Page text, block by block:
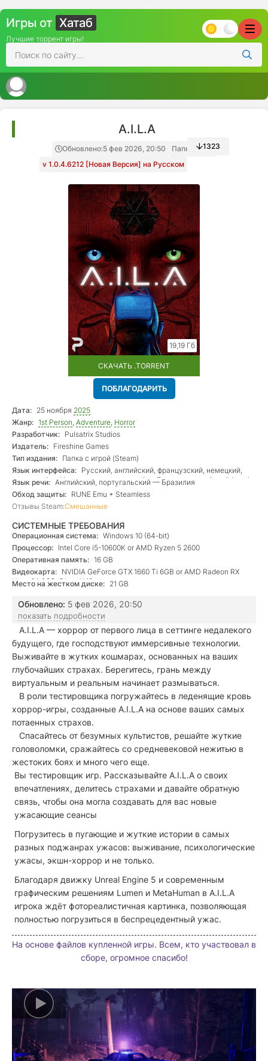
Игры от Хатаб
Лучшие торрент игры!
A.I.L.A
Обновлено:5 фев 2026, 20:50
Папка игры
v 1.0.4.6212 [Новая Версия] на Русском
1323
19,19 Гб
СКАЧАТЬ .TORRENT
ПОБЛАГОДАРИТЬ
Дата: 25 ноября 2025
Жанр: 1st Person, Adventure, Horror
Разработчик: Pulsatrix Studios
Издатель: Fireshine Games
Тип издания: Папка с игрой (Steam)
Язык интерфейса: Русский, английский, французский, немецкий,
испанский — Испания, португальский — Бразилия, китайский (упр.),
японский, корейский
Язык речи: Английский, португальский — Бразилия
Обход защиты: RUNE Emu + Steamless
Отзывы Steam:Смешанные
СИСТЕМНЫЕ ТРЕБОВАНИЯ
Операционная система: Windows 10 (64-bit)
Процессор: Intel Core i5-10600K or AMD Ryzen 5 2600
Оперативная память: 16 GB
Видеокарта: NVIDIA GeForce GTX 1660 Ti 6GB or AMD Radeon RX
Vega 64 8GB, DirectX 12
Место на жестком диске: 21 GB
Обновлено: 5 фев 2026, 20:50
показать подробности
A.I.L.A — хоррор от первого лица в сеттинге недалекого
будущего, где господствуют иммерсивные технологии.
Выживайте в жутких кошмарах, основанных на ваших
глубочайших страхах. Берегитесь, грань между
виртуальным и реальным начинает размываться.
В роли тестировщика погружайтесь в леденящие кровь
хоррор-игры, созданные A.I.L.A на основе ваших самых
потаенных страхов.
Спасайтесь от безумных культистов, решайте жуткие
головоломки, сражайтесь со средневековой нежитью в
жестоких боях и много чего еще.
Вы тестировщик игр. Рассказывайте A.I.L.A о своих
впечатлениях, делитесь страхами и давайте обратную
связь, чтобы она могла создавать для вас новые
ужасающие сеансы
Погрузитесь в пугающие и жуткие истории в самых
разных поджанрах ужасов: выживание, психологические
ужасы, экшн-хоррор и не только.
Благодаря движку Unreal Engine 5 и современным
графическим решениям Lumen и MetaHuman в A.I.L.A
игрока ждёт фотореалистичная картинка, позволяющая
полностью погрузиться в беспрецедентный ужас.
На основе файлов купленной игры. Всем, кто участвовал в
сборе, огромное спасибо!